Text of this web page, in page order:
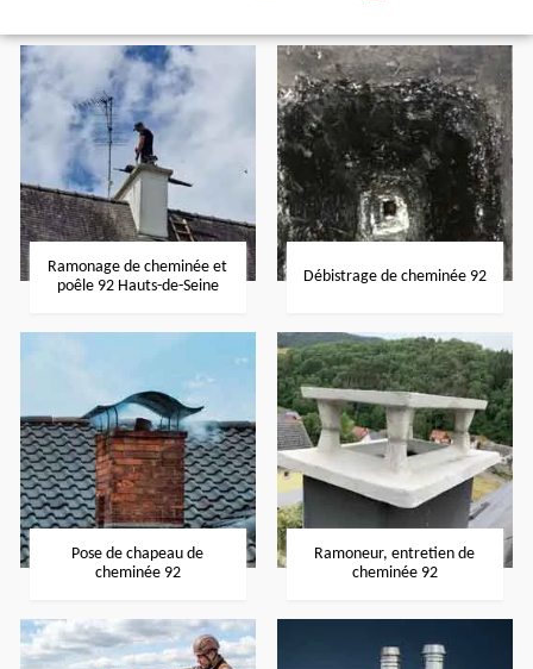
Ramonage de cheminée et
poêle 92 Hauts-de-Seine
Débistrage de cheminée 92
Pose de chapeau de
cheminée 92
Ramoneur, entretien de
cheminée 92